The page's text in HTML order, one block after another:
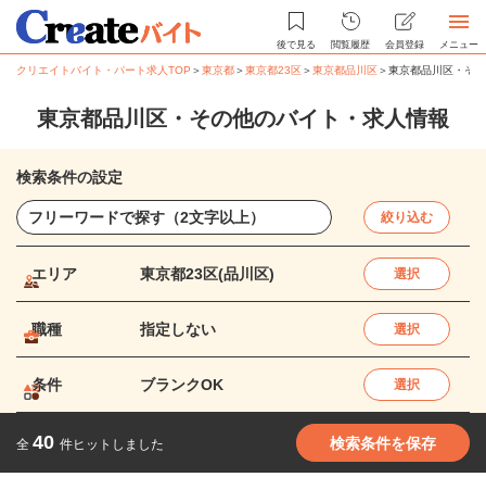
後で見る 閲覧履歴 会員登録 メニュー
クリエイトバイト・パート求人TOP ＞東京都＞東京都23区＞東京都品川区＞東京都品川区・そ
東京都品川区・その他のバイト・求人情報
検索条件の設定
絞り込む
エリア 東京都23区(品川区) 選択
職種 指定しない 選択
条件 ブランクOK 選択
全 40 件ヒットしました 検索条件を保存